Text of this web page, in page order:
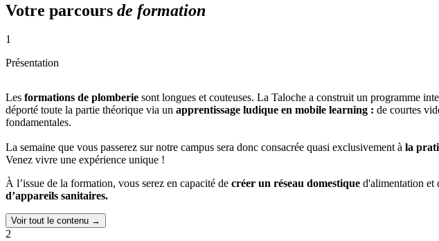
Votre parcours de formation
1
Présentation
Les formations de plomberie sont longues et couteuses. La Taloche a construit un programme
déporté toute la partie théorique via un apprentissage ludique en mobile learning : de courtes
fondamentales.
La semaine que vous passerez sur notre campus sera donc consacrée quasi exclusivement à la
Venez vivre une expérience unique !
À l’issue de la formation, vous serez en capacité de créer un réseau domestique d'alimentation et
d’appareils sanitaires.
Voir tout le contenu →
2